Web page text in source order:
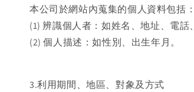
本公司於網站內蒐集的個人資料包括：
(1) 辨識個人者：如姓名、地址、電話
(2) 個人描述：如性別、出生年月。
3.利用期間、地區、對象及方式